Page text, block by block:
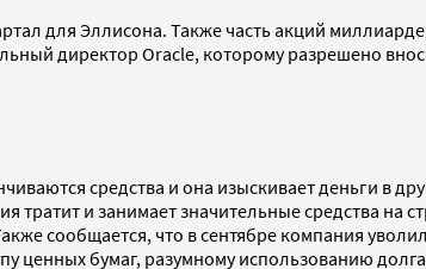
для Эллисона. Также часть акций
директор Oracle, которому разрешено
средства и она изыскивает деньги в
тратит и занимает значительные средства на
сообщается, что в сентябре компания
ценных бумаг, разумному использованию